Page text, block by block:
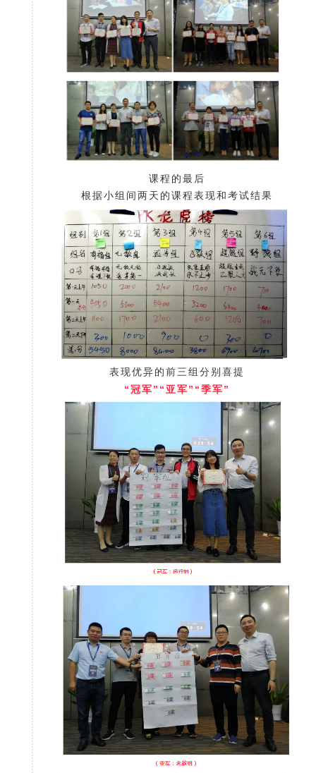
课程的最后
根据小组间两天的课程表现和考试结果
表现优异的前三组分别喜提
“冠军”“亚军”“季军”